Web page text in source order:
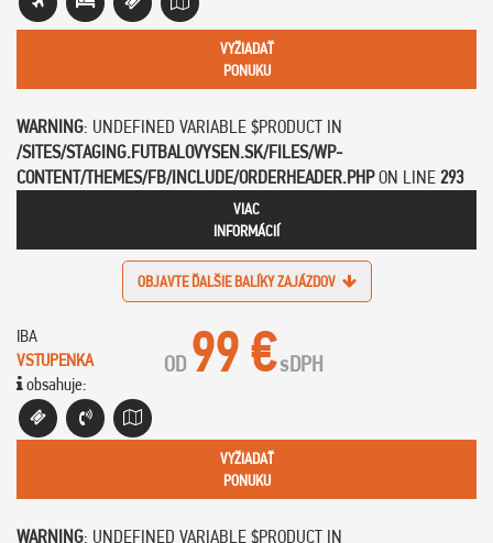
VYŽIADAŤ
PONUKU
WARNING: UNDEFINED VARIABLE $PRODUCT IN
/SITES/STAGING.FUTBALOVYSEN.SK/FILES/WP-
CONTENT/THEMES/FB/INCLUDE/ORDERHEADER.PHPON LINE 293
VIAC
INFORMÁCIÍ
OBJAVTE ĎALŠIE BALÍKY ZAJÁZDOV
IBA
VSTUPENKA
obsahuje:
OD 99 €sDPH
VYŽIADAŤ
PONUKU
WARNING: UNDEFINED VARIABLE $PRODUCT IN